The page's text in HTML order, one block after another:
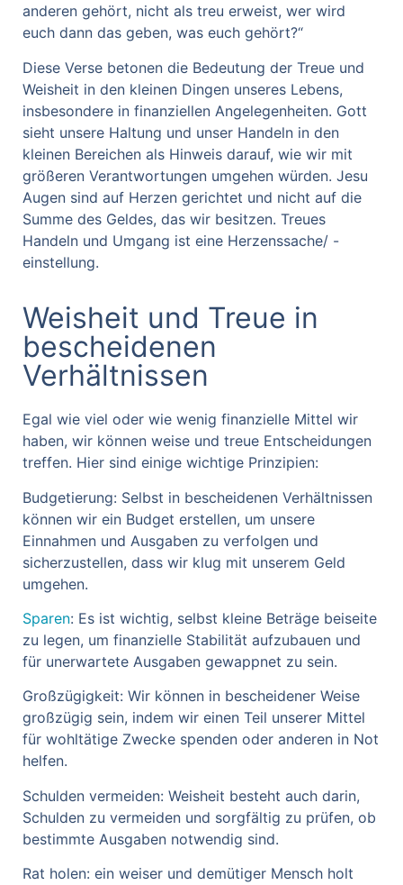
anderen gehört, nicht als treu erweist, wer wird
euch dann das geben, was euch gehört?“
Diese Verse betonen die Bedeutung der Treue und
Weisheit in den kleinen Dingen unseres Lebens,
insbesondere in finanziellen Angelegenheiten. Gott
sieht unsere Haltung und unser Handeln in den
kleinen Bereichen als Hinweis darauf, wie wir mit
größeren Verantwortungen umgehen würden. Jesu
Augen sind auf Herzen gerichtet und nicht auf die
Summe des Geldes, das wir besitzen. Treues
Handeln und Umgang ist eine Herzenssache/ -
einstellung.
Weisheit und Treue in
bescheidenen
Verhältnissen
Egal wie viel oder wie wenig finanzielle Mittel wir
haben, wir können weise und treue Entscheidungen
treffen. Hier sind einige wichtige Prinzipien:
Budgetierung: Selbst in bescheidenen Verhältnissen
können wir ein Budget erstellen, um unsere
Einnahmen und Ausgaben zu verfolgen und
sicherzustellen, dass wir klug mit unserem Geld
umgehen.
Sparen: Es ist wichtig, selbst kleine Beträge beiseite
zu legen, um finanzielle Stabilität aufzubauen und
für unerwartete Ausgaben gewappnet zu sein.
Großzügigkeit: Wir können in bescheidener Weise
großzügig sein, indem wir einen Teil unserer Mittel
für wohltätige Zwecke spenden oder anderen in Not
helfen.
Schulden vermeiden: Weisheit besteht auch darin,
Schulden zu vermeiden und sorgfältig zu prüfen, ob
bestimmte Ausgaben notwendig sind.
Rat holen: ein weiser und demütiger Mensch holt